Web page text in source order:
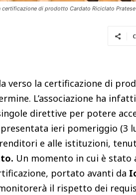
di prodotto Cardato Riciclato
verso la certificazione di
L’associazione ha
direttive per potere
ieri pomeriggio (3
e alle istituzioni,
Un momento in cui è stato
portato avanti da
il rispetto dei